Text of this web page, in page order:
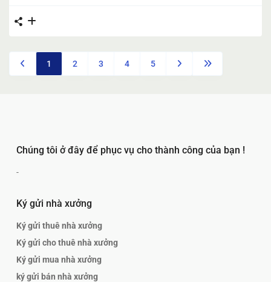
1 2 3 4 5
Chúng tôi ở đây để phục vụ cho thành công của bạn !
-
Ký gửi nhà xưởng
Ký gửi thuê nhà xưởng
Ký gửi cho thuê nhà xưởng
Ký gửi mua nhà xưởng
ký gửi bán nhà xưởng